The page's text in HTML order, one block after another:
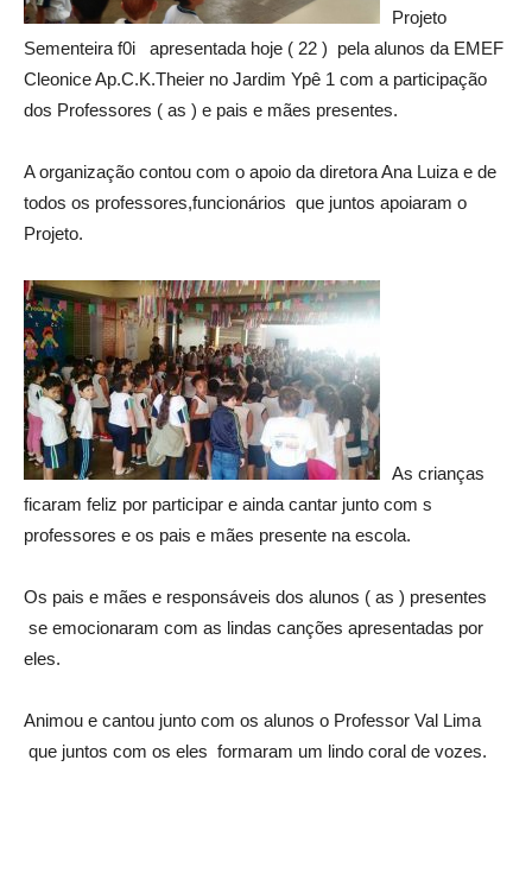
Projeto
Sementeira f0i apresentada hoje ( 22 ) pela alunos da EMEF
Cleonice Ap.C.K.Theier no Jardim Ypê 1 com a participação
dos Professores ( as ) e pais e mães presentes.
A organização contou com o apoio da diretora Ana Luiza e de
todos os professores,funcionários que juntos apoiaram o
Projeto.
As crianças
ficaram feliz por participar e ainda cantar junto com s
professores e os pais e mães presente na escola.
Os pais e mães e responsáveis dos alunos ( as ) presentes
se emocionaram com as lindas canções apresentadas por
eles.
Animou e cantou junto com os alunos o Professor Val Lima
que juntos com os eles formaram um lindo coral de vozes.